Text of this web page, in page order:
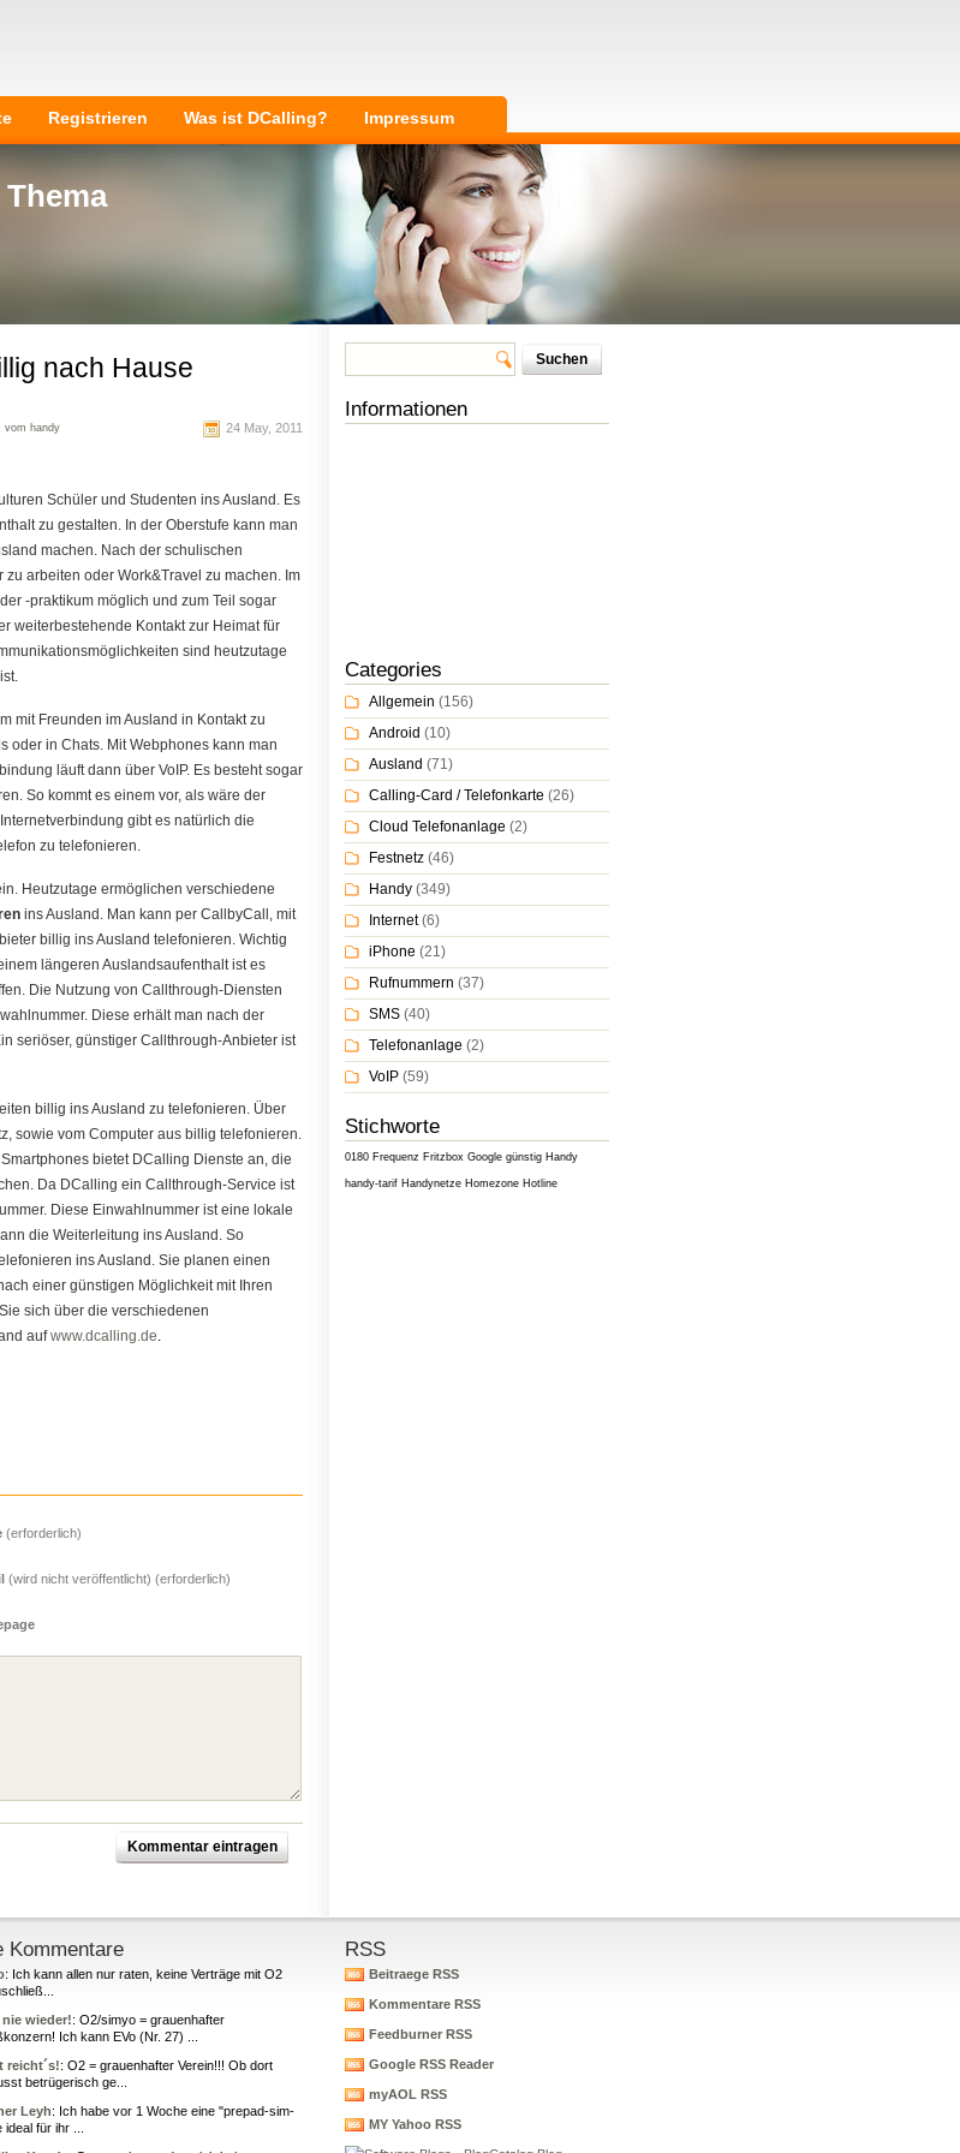
Registrieren Was ist DCalling? Impressum
nach Hause
vom handy 24 May, 2011
Schüler und Studenten ins Ausland. Es
zu gestalten. In der Oberstufe kann man
machen. Nach der schulischen
arbeiten oder Work&Travel zu machen. Im
-praktikum möglich und zum Teil sogar
weiterbestehende Kontakt zur Heimat für
sind heutzutage
mit Freunden im Ausland in Kontakt zu
oder in Chats. Mit Webphones kann man
läuft dann über VoIP. Es besteht sogar
So kommt es einem vor, als wäre der
gibt es natürlich die
zu telefonieren.
Heutzutage ermöglichen verschiedene
ins Ausland. Man kann per CallbyCall, mit
billig ins Ausland telefonieren. Wichtig
längeren Auslandsaufenthalt ist es
Die Nutzung von Callthrough-Diensten
Diese erhält man nach der
seriöser, günstiger Callthrough-Anbieter ist
billig ins Ausland zu telefonieren. Über
sowie vom Computer aus billig telefonieren.
bietet DCalling Dienste an, die
Da DCalling ein Callthrough-Service ist
Diese Einwahlnummer ist eine lokale
die Weiterleitung ins Ausland. So
ins Ausland. Sie planen einen
einer günstigen Möglichkeit mit Ihren
sich über die verschiedenen
aufwww.dcalling.de.
(erforderlich)
(wird nicht veröffentlicht) (erforderlich)
Informationen
Categories
Allgemein (156)
Android (10)
Ausland (71)
Calling-Card / Telefonkarte (26)
Cloud Telefonanlage (2)
Festnetz (46)
Handy (349)
Internet(6)
iPhone (21)
Rufnummern (37)
SMS (40)
Telefonanlage (2)
VoIP (59)
Stichworte
0180 Frequenz Fritzbox Google günstig Handy
handy-tarif Handynetze Homezone Hotline
Kommentare
: Ich kann allen nur raten, keine Verträge mit O2
nie wieder!: O2/simyo = grauenhafter
Ich kann EVo (Nr. 27) ...
reicht´s!: O2 = grauenhafter Verein!!! Ob dort
betrügerisch ge...
Leyh: Ich habe vor 1 Woche eine "prepad-sim-
ideal für ihr ...
RSS
Beitraege RSS
Kommentare RSS
Feedburner RSS
Google RSS Reader
myAOL RSS
MY Yahoo RSS